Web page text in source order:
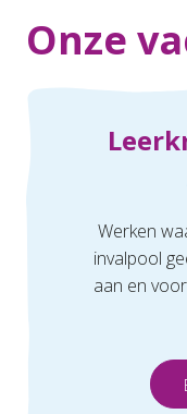
Onze
Werken
invalpool
aan en